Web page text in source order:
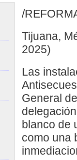
/
Tijuana,
2025)
Las
General
blanco de
como una